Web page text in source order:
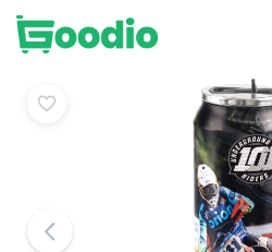
69,00 lei